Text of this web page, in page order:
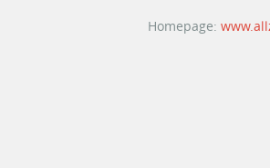
Homepage: